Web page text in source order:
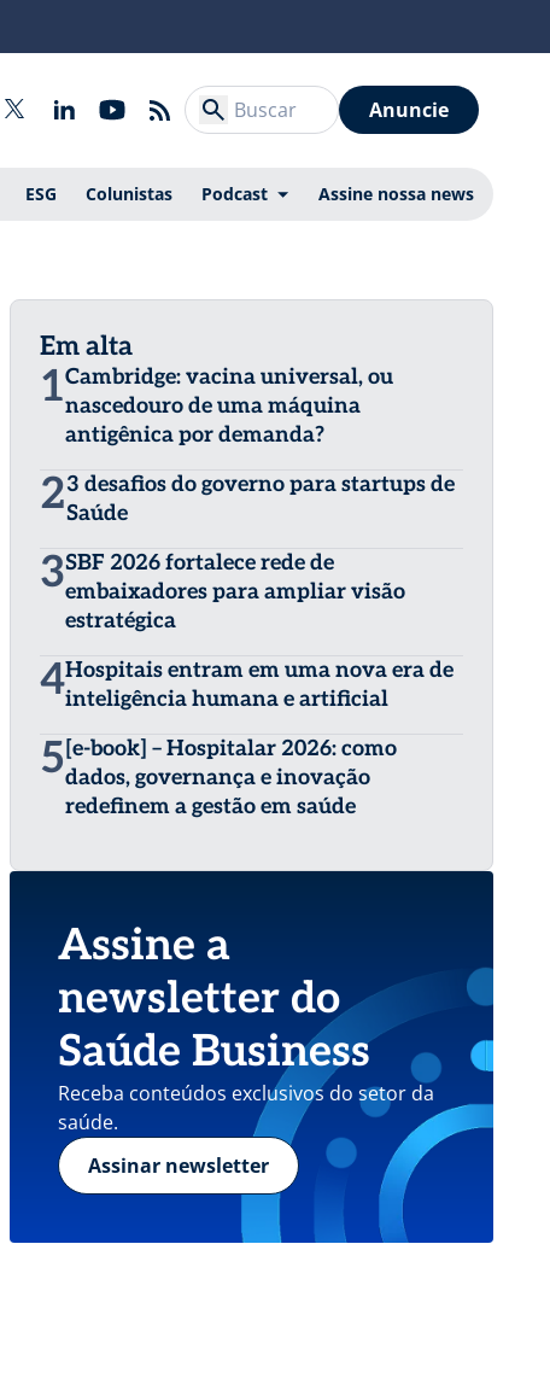
Anuncie
ESG Colunistas Podcast Assine nossa news
Em alta
1Cambridge: vacina universal, ou
nascedouro de uma máquina
antigênica por demanda?
23 desafios do governo para startups de
Saúde
3SBF 2026 fortalece rede de
embaixadores para ampliar visão
estratégica
4Hospitais entram em uma nova era de
inteligência humana e artificial
5 [e-book] – Hospitalar 2026: como
dados, governança e inovação
redefinem a gestão em saúde
Assine a
newsletter do
Saúde Business
Receba conteúdos exclusivos do setor da
saúde.
Assinar newsletter